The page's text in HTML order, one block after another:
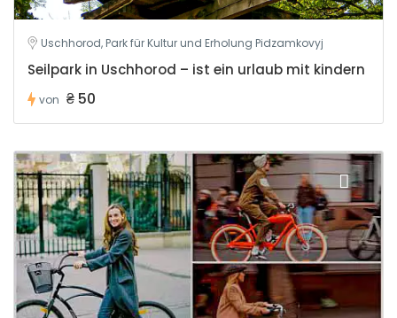
Uschhorod, Park für Kultur und Erholung Pidzamkovyj
Seilpark in Uschhorod – ist ein urlaub mit kindern
von ₴ 50